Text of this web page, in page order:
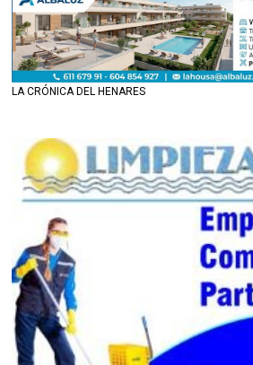
LA CRÓNICA DEL HENARES